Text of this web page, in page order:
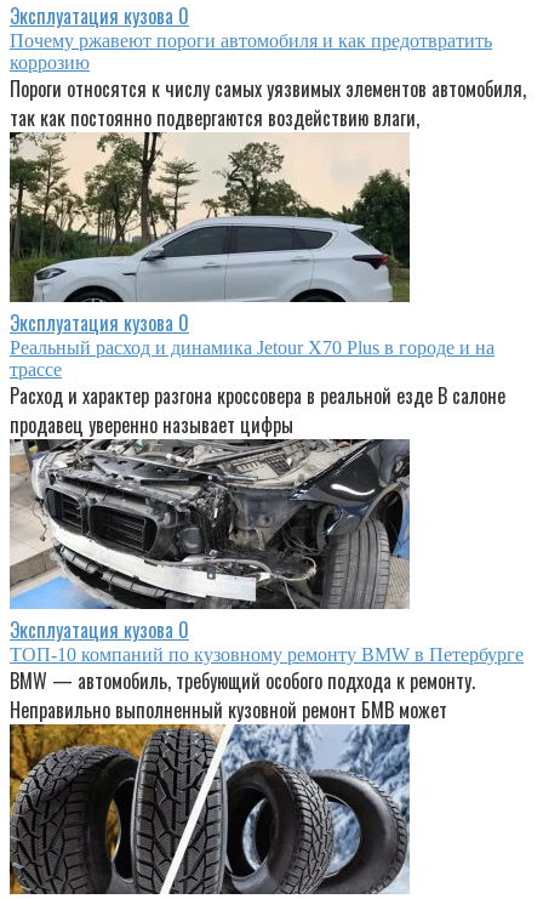
Эксплуатация кузова 0
Почему ржавеют пороги автомобиля и как предотвратить
коррозию
Пороги относятся к числу самых уязвимых элементов автомобиля,
так как постоянно подвергаются воздействию влаги,
Эксплуатация кузова 0
Реальный расход и динамика Jetour X70 Plus в городе и на
трассе
Расход и характер разгона кроссовера в реальной езде В салоне
продавец уверенно называет цифры
Эксплуатация кузова 0
ТОП-10 компаний по кузовному ремонту BMW в Петербурге
BMW — автомобиль, требующий особого подхода к ремонту.
Неправильно выполненный кузовной ремонт БМВ может